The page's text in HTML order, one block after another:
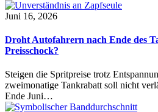
Juni 16, 2026
Droht Autofahrern nach Ende des
Preisschock?
Steigen die Spritpreise trotz
zweimonatige Tankrabatt soll nicht
Ende Juni…